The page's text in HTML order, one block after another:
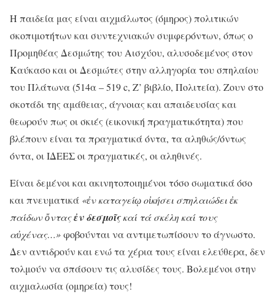
Η παιδεία μας είναι αιχμάλωτος (όμηρος) πολιτικών
σκοπιμοτήτων και συντεχνιακών συμφερόντων, όπως ο
Προμηθέας Δεσμώτης του Αισχύου, αλυσοδεμένος στον
Καύκασο και οι Δεσμώτες στην αλληγορία του σπηλαίου
του Πλάτωνα (514α – 519 c, Z’ βιβλίο, Πολιτεία). Ζουν στο
σκοτάδι της αμάθειας, άγνοιας και απαιδευσίας και
θεωρούν πως οι σκιές (εικονική πραγματικότητα) που
βλέπουν είναι τα πραγματικά όντα, τα αληθώς/όντως
όντα, οι ΙΔΕΕΣ οι πραγματικές, οι αληθινές.
Είναι δεμένοι και ακινητοποιημένοι τόσο σωματικά όσο
και πνευματικά «ἐν καταγείῳ οἰκήσει σπηλαιώδει ἐκ
παίδων ὄνταςἐν δεσμοῖςκαί τά σκέλη καί τους
αὐχένας…»φοβούνται να αντιμετωπίσουν το άγνωστο.
Δεν αντιδρούν και ενώ τα χέρια τους είναι ελεύθερα, δεν
τολμούν να σπάσουν τις αλυσίδες τους. Βολεμένοι στην
αιχμαλωσία (ομηρεία) τους!